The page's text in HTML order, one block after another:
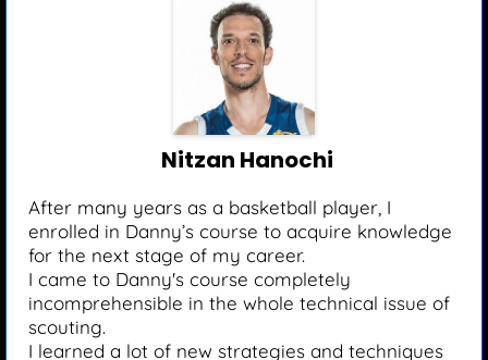
Nitzan Hanochi
After many years as a basketball player, I
enrolled in Danny’s course to acquire knowledge
for the next stage of my career.
I came to Danny's course completely
incomprehensible in the whole technical issue of
scouting.
I learned a lot of new strategies and techniques